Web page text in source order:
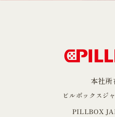
本社所
ピルボックスジ
PILLBOX